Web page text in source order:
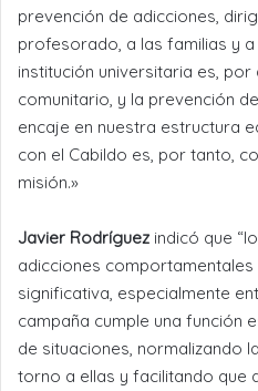
prevención de adicciones,
profesorado, a las familias y
institución universitaria es, por
comunitario, y la prevención
encaje en nuestra estructura
con el Cabildo es, por tanto,
misión.»
Javier Rodríguez indicó que
adicciones
significativa, especialmente
campaña cumple una función
de situaciones, normalizando
torno a ellas y facilitando que